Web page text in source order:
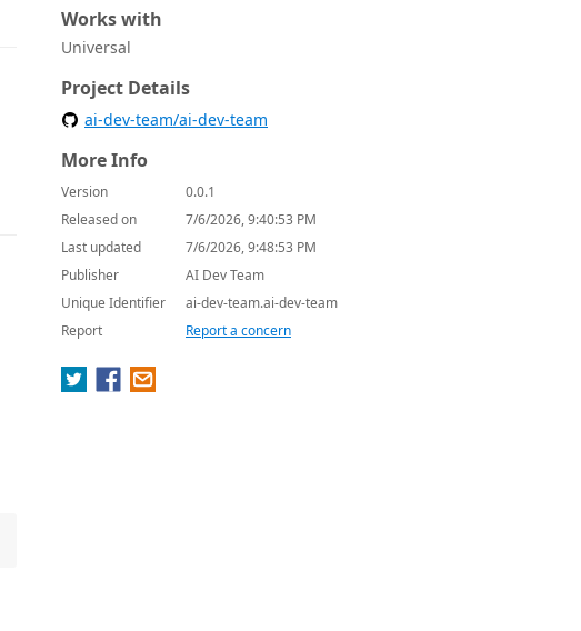
Works with
Universal
Project Details
ai-dev-team/ai-dev-team
More Info
Version
0.0.1
Released on
7/6/2026, 9:40:53 PM
Last updated
7/6/2026, 9:48:53 PM
Publisher
AI Dev Team
Unique Identifier
ai-dev-team.ai-dev-team
Report
Report a concern